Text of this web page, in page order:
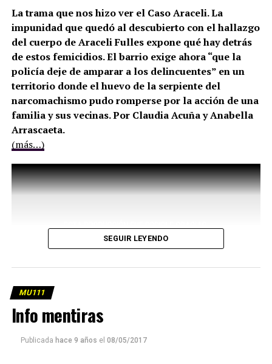
La trama que nos hizo ver el Caso Araceli. La
impunidad que quedó al descubierto con el hallazgo
del cuerpo de Araceli Fulles expone qué hay detrás
de estos femicidios. El barrio exige ahora “que la
policía deje de amparar a los delincuentes” en un
territorio donde el huevo de la serpiente del
narcomachismo pudo romperse por la acción de una
familia y sus vecinas. Por Claudia Acuña y Anabella
Arrascaeta.
(más…)
SEGUIR LEYENDO
MU111
Info mentiras
Publicada hace 9 años el 08/05/2017